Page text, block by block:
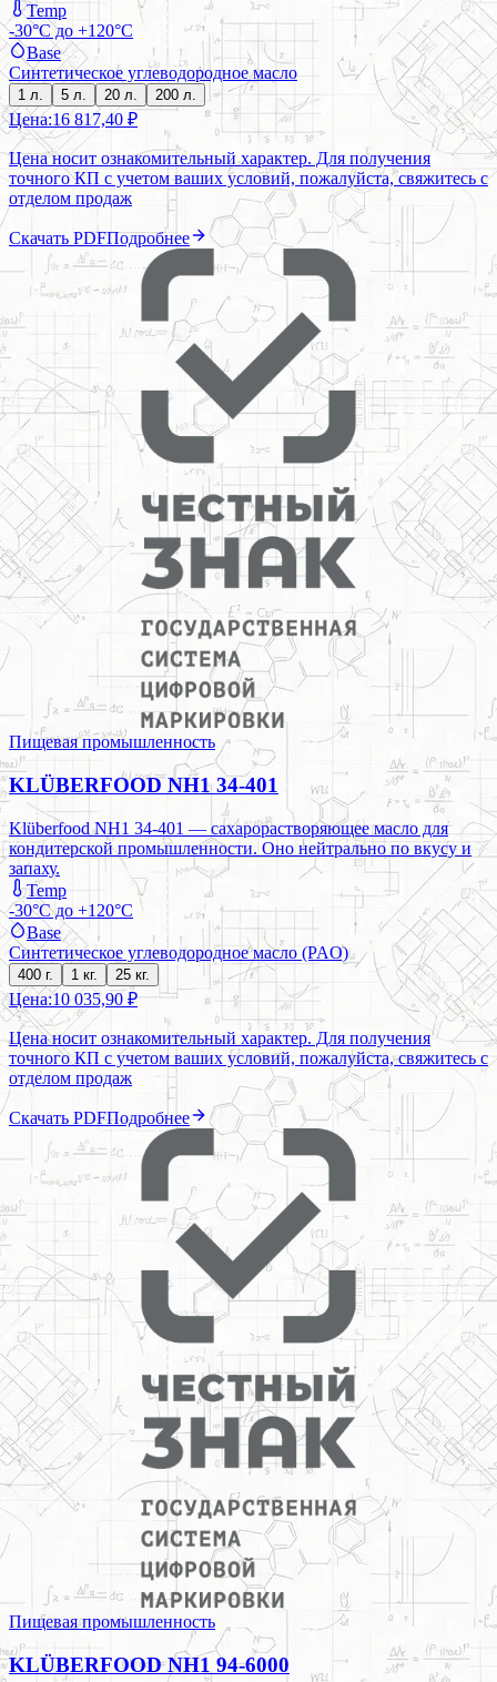
Temp
-30°C до +120°C
Base
Синтетическое углеводородное масло
1 л. 5 л. 20 л. 200 л.
Цена:16 817,40 ₽
Цена носит ознакомительный характер. Для получения
точного КП с учетом ваших условий, пожалуйста, свяжитесь с
отделом продаж
Скачать PDFПодробнее
Пищевая промышленность
KLÜBERFOOD NH1 34-401
Klüberfood NH1 34-401 — сахарорастворяющее масло для
кондитерской промышленности. Оно нейтрально по вкусу и
запаху.
Temp
-30°C до +120°C
Base
Синтетическое углеводородное масло (PAO)
400 г. 1 кг. 25 кг.
Цена:10 035,90 ₽
Цена носит ознакомительный характер. Для получения
точного КП с учетом ваших условий, пожалуйста, свяжитесь с
отделом продаж
Скачать PDFПодробнее
Пищевая промышленность
KLÜBERFOOD NH1 94-6000